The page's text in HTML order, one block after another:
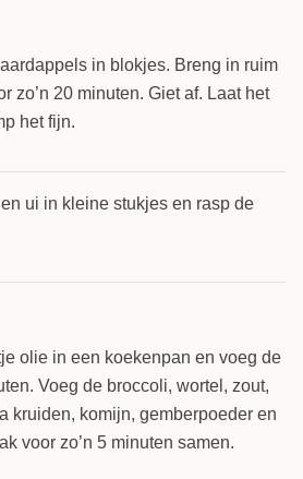
in blokjes. Breng in ruim
zo’n 20 minuten. Giet af. Laat het
het fijn.
ui in kleine stukjes en rasp de
olie in een koekenpan en voeg de
Voeg de broccoli, wortel, zout,
kruiden, komijn, gemberpoeder en
voor zo’n 5 minuten samen.